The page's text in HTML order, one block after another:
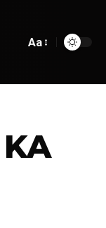
Aa